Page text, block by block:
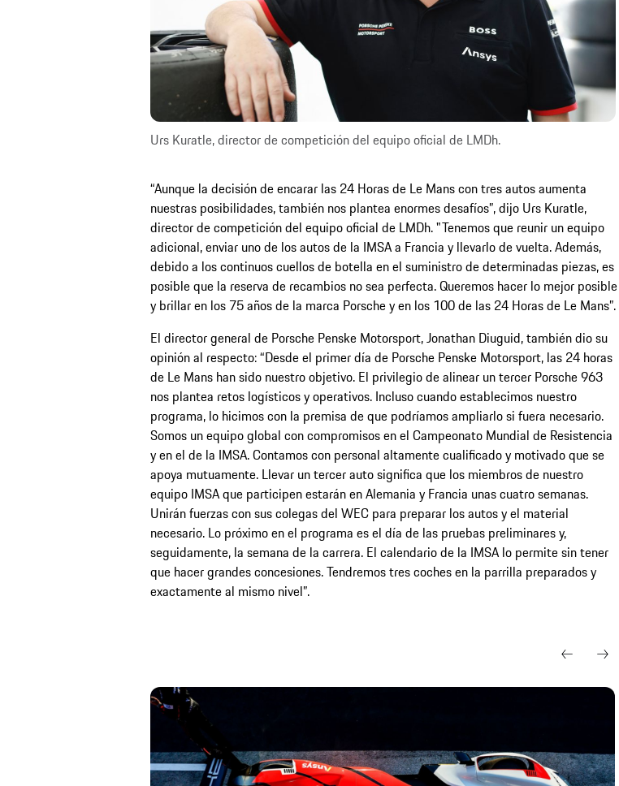
Urs Kuratle, director de competición del equipo oficial de LMDh.
“Aunque la decisión de encarar las 24 Horas de Le Mans con tres autos aumenta
nuestras posibilidades, también nos plantea enormes desafíos”, dijo Urs Kuratle,
director de competición del equipo oficial de LMDh. "Tenemos que reunir un equipo
adicional, enviar uno de los autos de la IMSA a Francia y llevarlo de vuelta. Además,
debido a los continuos cuellos de botella en el suministro de determinadas piezas, es
posible que la reserva de recambios no sea perfecta. Queremos hacer lo mejor posible
y brillar en los 75 años de la marca Porsche y en los 100 de las 24 Horas de Le Mans”.
El director general de Porsche Penske Motorsport, Jonathan Diuguid, también dio su
opinión al respecto: “Desde el primer día de Porsche Penske Motorsport, las 24 horas
de Le Mans han sido nuestro objetivo. El privilegio de alinear un tercer Porsche 963
nos plantea retos logísticos y operativos. Incluso cuando establecimos nuestro
programa, lo hicimos con la premisa de que podríamos ampliarlo si fuera necesario.
Somos un equipo global con compromisos en el Campeonato Mundial de Resistencia
y en el de la IMSA. Contamos con personal altamente cualificado y motivado que se
apoya mutuamente. Llevar un tercer auto significa que los miembros de nuestro
equipo IMSA que participen estarán en Alemania y Francia unas cuatro semanas.
Unirán fuerzas con sus colegas del WEC para preparar los autos y el material
necesario. Lo próximo en el programa es el día de las pruebas preliminares y,
seguidamente, la semana de la carrera. El calendario de la IMSA lo permite sin tener
que hacer grandes concesiones. Tendremos tres coches en la parrilla preparados y
exactamente al mismo nivel”.